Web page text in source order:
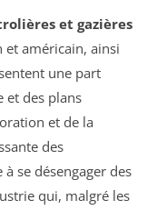
et gazières
et américain, ainsi
une part
et des plans
et de la
des
se désengager des
qui, malgré les